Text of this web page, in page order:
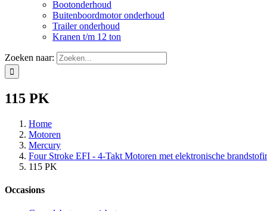
Bootonderhoud
Buitenboordmotor onderhoud
Trailer onderhoud
Kranen t/m 12 ton
Zoeken naar:
115 PK
Home
Motoren
Mercury
Four Stroke EFI - 4-Takt Motoren met elektronische
115 PK
Occasions